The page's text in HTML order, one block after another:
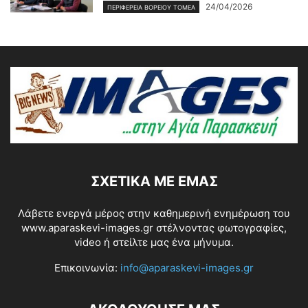
ΠΕΡΙΦΕΡΕΙΑ ΒΟΡΕΙΟΥ ΤΟΜΕΑ 24/04/2026
ΣΧΕΤΙΚΆ ΜΕ ΕΜΆΣ
Λάβετε ενεργά μέρος στην καθημερινή ενημέρωση του
www.aparaskevi-images.gr στέλνοντας φωτογραφίες,
video ή στείλτε μας ένα μήνυμα.
Επικοινωνία: info@aparaskevi-images.gr